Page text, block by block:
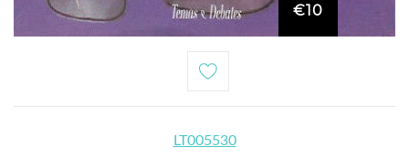
€10
LT005530